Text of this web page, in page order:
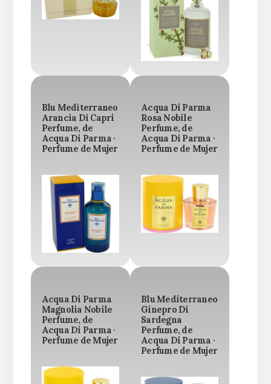
Blu Mediterraneo
Arancia Di Capri
Perfume, de
Acqua Di Parma ·
Perfume de Mujer
Acqua Di Parma
Rosa Nobile
Perfume, de
Acqua Di Parma ·
Perfume de Mujer
Acqua Di Parma
Magnolia Nobile
Perfume, de
Acqua Di Parma ·
Perfume de Mujer
Blu Mediterraneo
Ginepro Di
Sardegna
Perfume, de
Acqua Di Parma ·
Perfume de Mujer